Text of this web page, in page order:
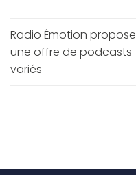
Radio Émotion propose
une offre de podcasts
variés